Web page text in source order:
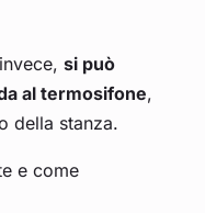
si può
al termosifone,
della stanza.
e come